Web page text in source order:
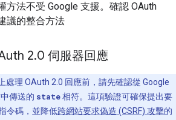
方法不受 Google 支援。確認 OAuth
議的整合方法
2.0 伺服器回應
處理 OAuth 2.0 回應前，請先確認從 Google
傳送的 state相符。這項驗證可確保提出要
令碼，並降低跨網站要求偽造 (CSRF) 攻擊的